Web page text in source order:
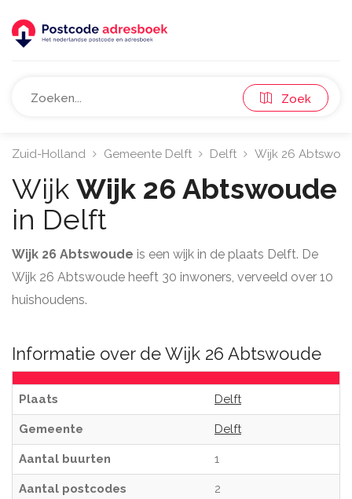
Zoek
Zuid-Holland Gemeente Delft Delft Wijk 26
Wijk Wijk 26 Abtswoude
in Delft
Wijk 26 Abtswoude is een wijk in de plaats Delft. De
Wijk 26 Abtswoude heeft 30 inwoners, verveeld over 10
huishoudens.
Informatie over de Wijk 26 Abtswoude
Plaats Delft
Gemeente Delft
Aantal buurten 1
Aantal postcodes 2